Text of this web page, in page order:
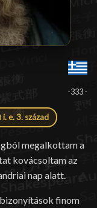
-333 -
i. e. 3. század
megalkottam a
kovácsoltam az
nap alatt.
finom